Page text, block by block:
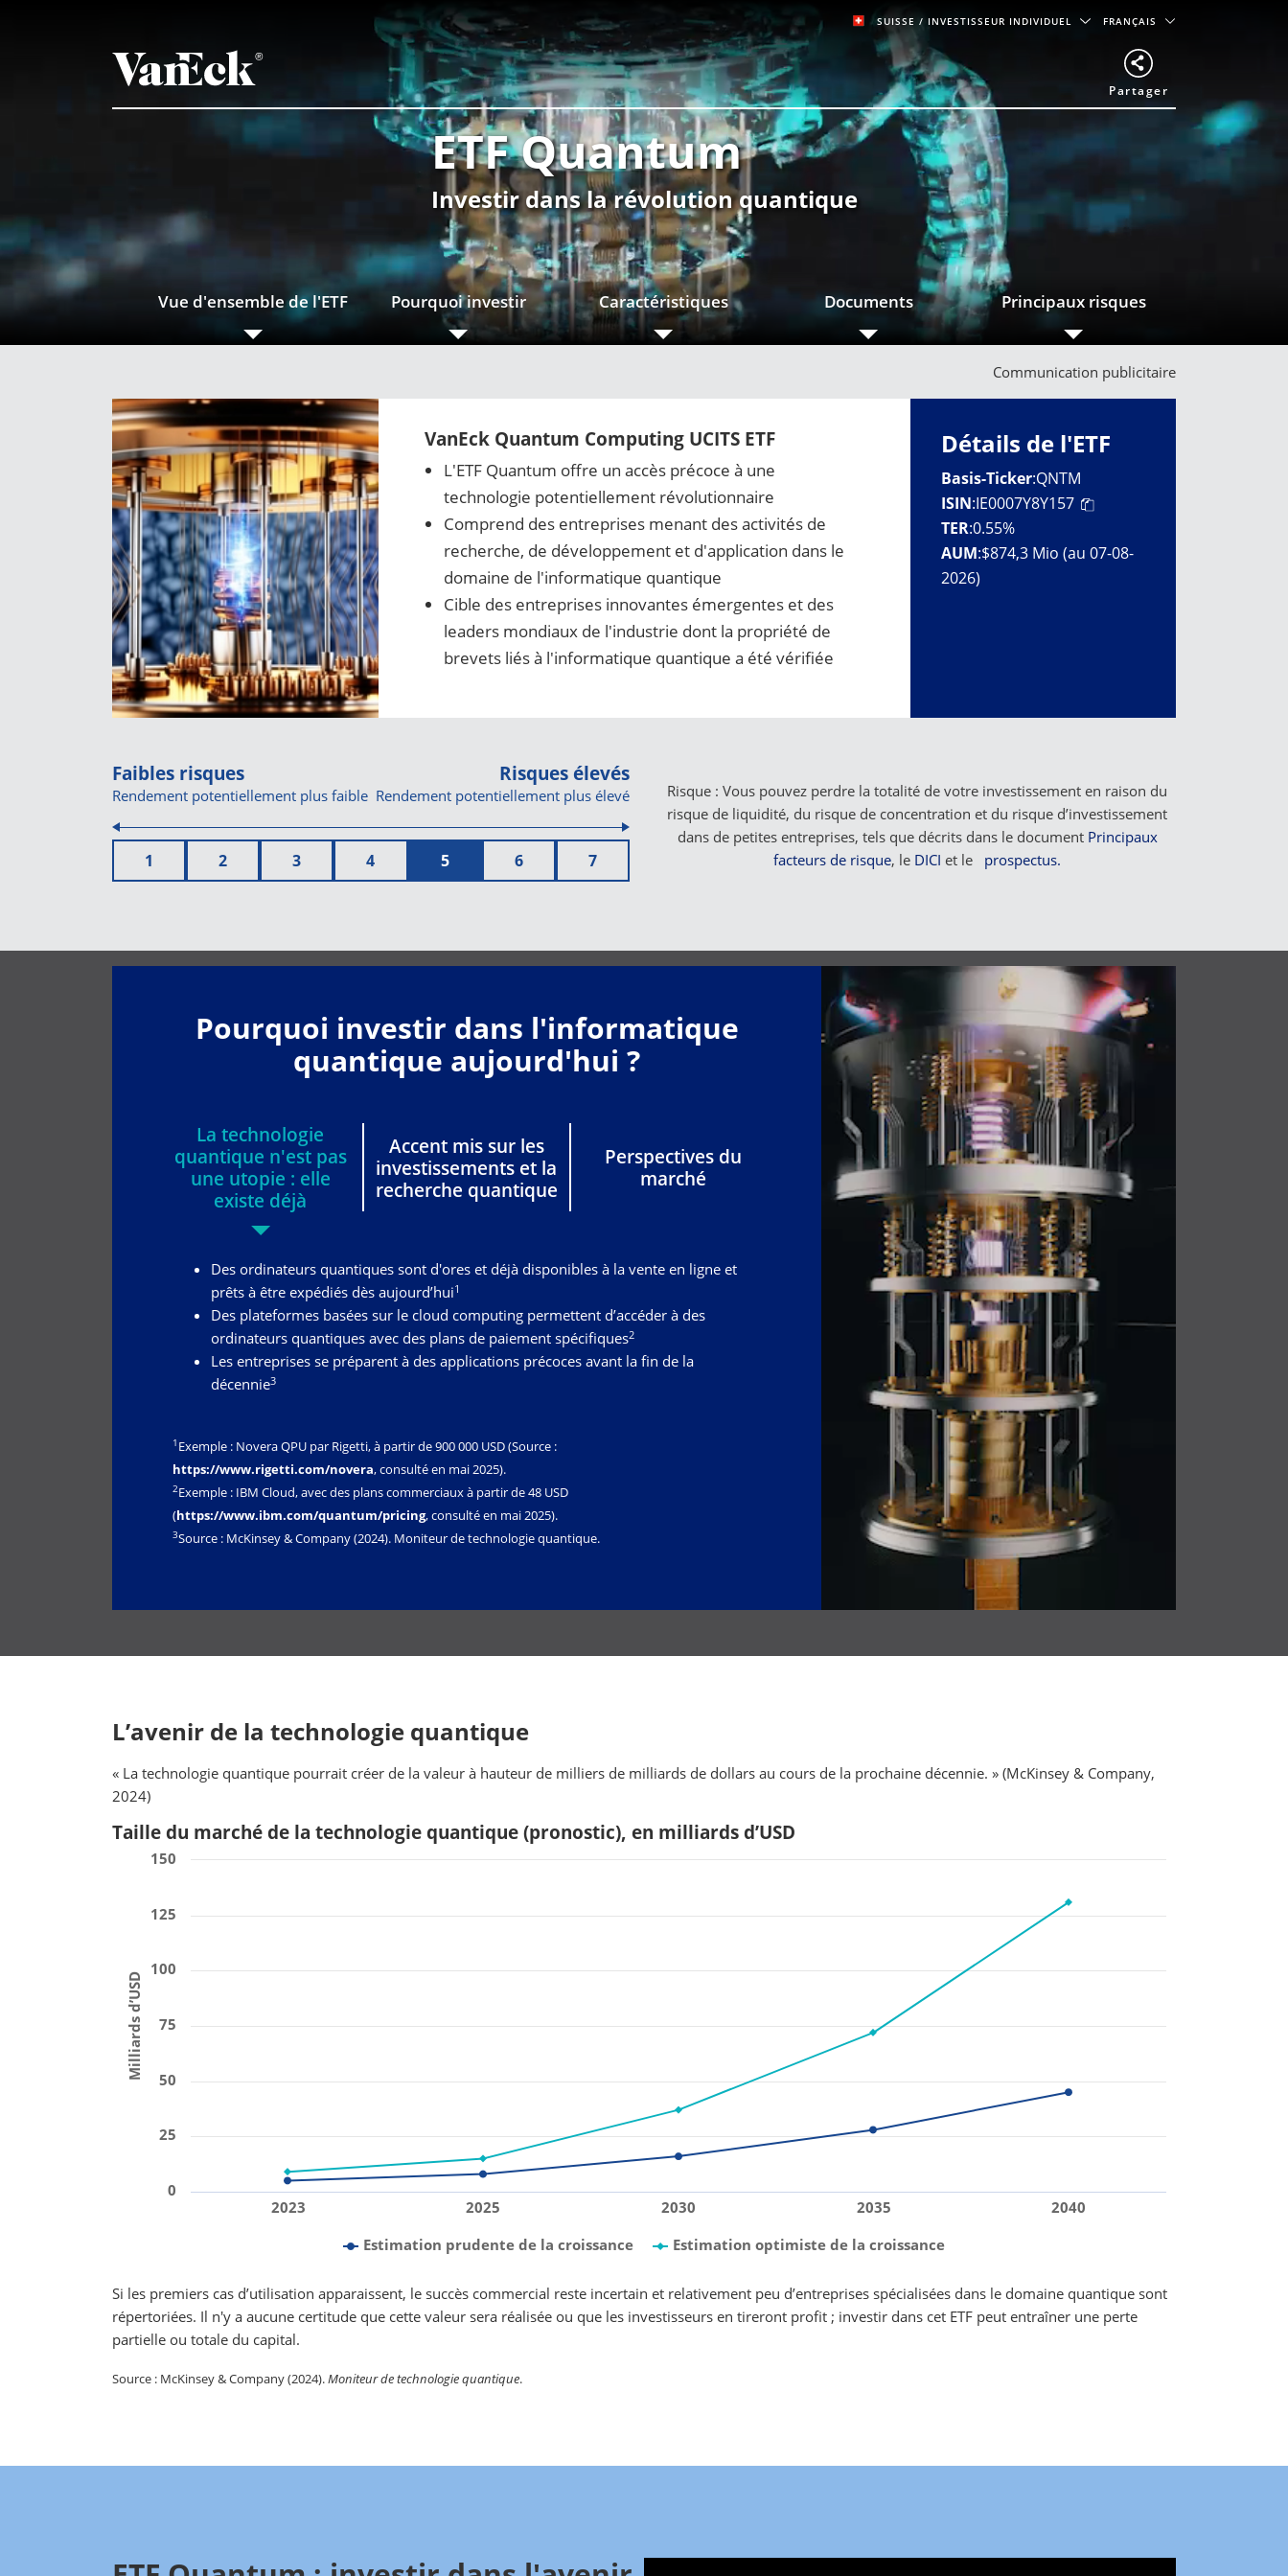
SUISSE/ INVESTISSEUR INDIVIDUEL FRANÇAIS
Partager
ETF Quantum
Investir dans la révolution quantique
Vue d'ensemble de l'ETF Pourquoi investir Caractéristiques Documents Principaux risques
Communication publicitaire
VanEck Quantum Computing UCITS ETF
L'ETF Quantum offre un accès précoce à une
technologie potentiellement révolutionnaire
Comprend des entreprises menant des activités de
recherche, de développement et d'application dans le
domaine de l'informatique quantique
Cible des entreprises innovantes émergentes et des
leaders mondiaux de l'industrie dont la propriété de
brevets liés à l'informatique quantique a été vérifiée
Détails de l'ETF
Basis-Ticker:QNTM
ISIN:IE0007Y8Y157
TER:0.55%
AUM:$874,3 Mio (au 07-08-
2026)
Faibles risques
Rendement potentiellement plus faible
Risques élevés
Rendement potentiellement plus élevé
1 2 3 4 5 6 7
Risque : Vous pouvez perdre la totalité de votre investissement en raison du
risque de liquidité, du risque de concentration et du risque d’investissement
dans de petites entreprises, tels que décrits dans le document Principaux
facteurs de risque, le DICI et le prospectus.
Pourquoi investir dans l'informatique
quantique aujourd'hui ?
La technologie
quantique n'est pas
une utopie : elle
existe déjà
Accent mis sur les
investissements et la
recherche quantique
Perspectives du
marché
Des ordinateurs quantiques sont d'ores et déjà disponibles à la vente en ligne et
prêts à être expédiés dès aujourd’hui1
Des plateformes basées sur le cloud computing permettent d’accéder à des
ordinateurs quantiques avec des plans de paiement spécifiques2
Les entreprises se préparent à des applications précoces avant la fin de la
décennie3
1 Exemple : Novera QPU par Rigetti, à partir de 900 000 USD (Source :
https://www.rigetti.com/novera, consulté en mai 2025).
2Exemple : IBM Cloud, avec des plans commerciaux à partir de 48 USD
(https://www.ibm.com/quantum/pricing, consulté en mai 2025).
3Source : McKinsey & Company (2024). Moniteur de technologie quantique.
L’avenir de la technologie quantique
« La technologie quantique pourrait créer de la valeur à hauteur de milliers de milliards de dollars au cours de la prochaine décennie. » (McKinsey & Company,
2024)
Taille du marché de la technologie quantique (pronostic), en milliards d’USD
Milliards d’USD
Estimation prudente de la croissance Estimation optimiste de la croissance
2023 2025 2030 2035 2040
0
25
50
75
100
125
150
Si les premiers cas d’utilisation apparaissent, le succès commercial reste incertain et relativement peu d’entreprises spécialisées dans le domaine quantique sont
répertoriées. Il n'y a aucune certitude que cette valeur sera réalisée ou que les investisseurs en tireront profit ; investir dans cet ETF peut entraîner une perte
partielle ou totale du capital.
Source : McKinsey & Company (2024).Moniteur de technologie quantique.